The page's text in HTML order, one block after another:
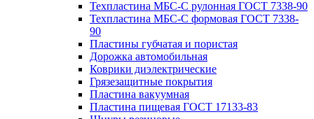
Техпластина МБС-С рулонная ГОСТ 7338-90
Техпластина МБС-С формовая ГОСТ 7338-
90
Пластины губчатая и пористая
Дорожка автомобильная
Коврики диэлектрические
Грязезащитные покрытия
Пластина вакуумная
Пластина пищевая ГОСТ 17133-83